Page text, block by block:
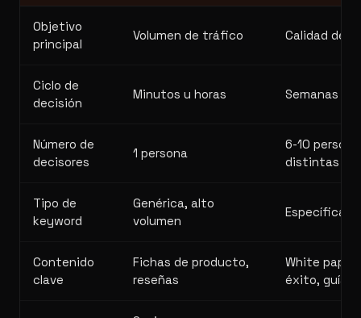
Objetivo
principal
Volumen de tráfico Calidad de
Ciclo de
decisión
Minutos u horas Semanas o
Número de
decisores
1 persona
6-10
distintas
Tipo de
keyword
Genérica, alto
volumen
Específica,
Contenido
clave
Fichas de producto,
reseñas
White
éxito, guías